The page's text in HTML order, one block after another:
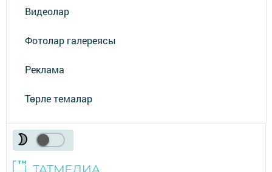
Видеолар
Фотолар галереясы
Реклама
Төрле темалар